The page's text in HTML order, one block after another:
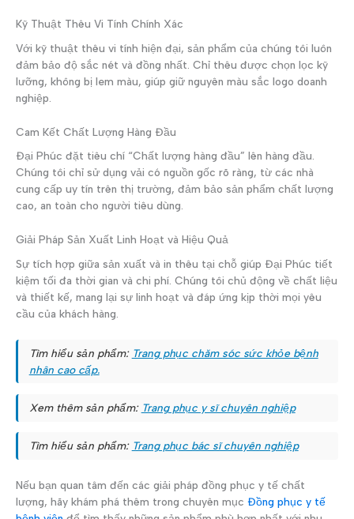
Kỹ Thuật Thêu Vi Tính Chính Xác
Với kỹ thuật thêu vi tính hiện đại, sản phẩm của chúng tôi luôn
đảm bảo độ sắc nét và đồng nhất. Chỉ thêu được chọn lọc kỹ
lưỡng, không bị lem màu, giúp giữ nguyên màu sắc logo doanh
nghiệp.
Cam Kết Chất Lượng Hàng Đầu
Đại Phúc đặt tiêu chí “Chất lượng hàng đầu” lên hàng đầu.
Chúng tôi chỉ sử dụng vải có nguồn gốc rõ ràng, từ các nhà
cung cấp uy tín trên thị trường, đảm bảo sản phẩm chất lượng
cao, an toàn cho người tiêu dùng.
Giải Pháp Sản Xuất Linh Hoạt và Hiệu Quả
Sự tích hợp giữa sản xuất và in thêu tại chỗ giúp Đại Phúc tiết
kiệm tối đa thời gian và chi phí. Chúng tôi chủ động về chất liệu
và thiết kế, mang lại sự linh hoạt và đáp ứng kịp thời mọi yêu
cầu của khách hàng.
Tìm hiểu sản phẩm: Trang phục chăm sóc sức khỏe bệnh
nhân cao cấp.
Xem thêm sản phẩm: Trang phục y sĩ chuyên nghiệp
Tìm hiểu sản phẩm: Trang phục bác sĩ chuyên nghiệp
Nếu bạn quan tâm đến các giải pháp đồng phục y tế chất
lượng, hãy khám phá thêm trong chuyên mục Đồng phục y tế